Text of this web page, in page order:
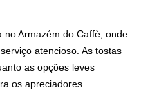
no Armazém do Caffè, onde
atencioso. As tostas
as opções leves
os apreciadores